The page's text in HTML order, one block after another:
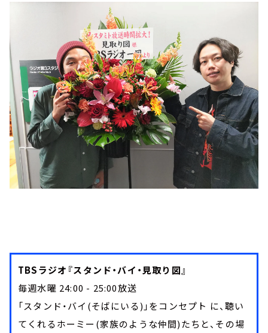
TBSラジオ『スタンド・バイ・見取り図』
毎週水曜 24:00 - 25:00放送
「スタンド・バイ(そばにいる)」をコンセプト に、聴い
てくれるホーミー(家族のような仲間)たちと、その場